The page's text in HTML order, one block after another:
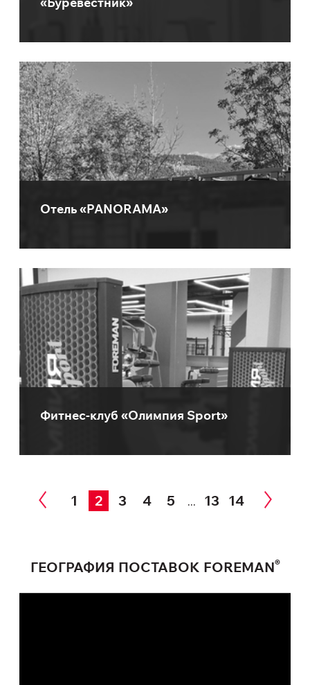
Отель «PANORAMA»
Фитнес-клуб «Олимпия Sport»
1 2 3 4 5 ... 13 14
ГЕОГРАФИЯ ПОСТАВОК FOREMAN®